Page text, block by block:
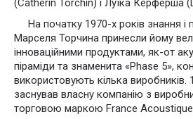
(Catherin Torchin) і Луїка Керферша
На початку 1970-х років знання і
Марселя Торчина принесли йому
інноваційними продуктами, як-от
піраміди та знаменита «Phase 5»,
використовують кілька виробників.
заснував власну компанію з
торговою маркою France